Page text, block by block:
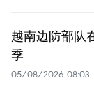
越南边防部队
季
05/08/2026 08:03